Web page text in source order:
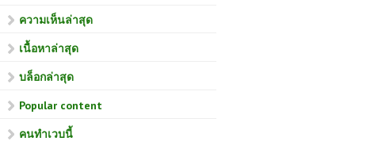
ความเห็นล่าสุด
เนื้อหาล่าสุด
บล็อกล่าสุด
Popular content
คนทำเวบนี้